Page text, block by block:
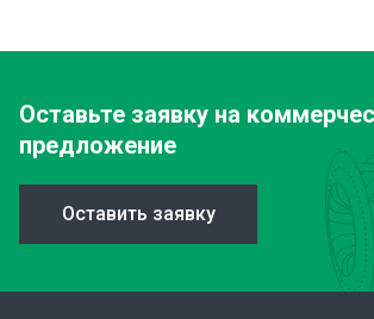
Оставьте заявку на
предложение
Оставить заявку